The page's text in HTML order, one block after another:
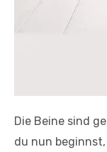
Die Beine sind
du nun